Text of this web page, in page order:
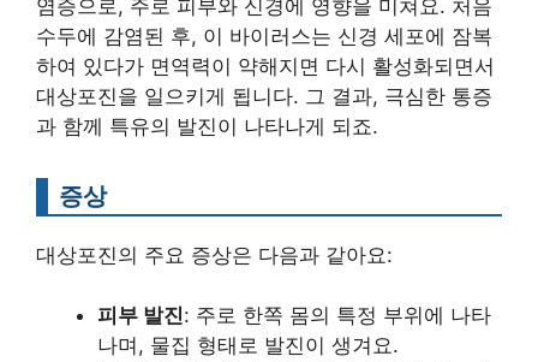
염증으로, 주로 피부와 신경에 영향을 미쳐요. 처음
수두에 감염된 후, 이 바이러스는 신경 세포에 잠복
하여 있다가 면역력이 약해지면 다시 활성화되면서
대상포진을 일으키게 됩니다. 그 결과, 극심한 통증
과 함께 특유의 발진이 나타나게 되죠.
증상
대상포진의 주요 증상은 다음과 같아요:
피부 발진: 주로 한쪽 몸의 특정 부위에 나타
나며, 물집 형태로 발진이 생겨요.